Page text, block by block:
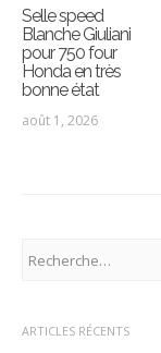
Selle speed
Blanche Giuliani
pour 750 four
Honda en très
bonne état
août 1, 2026
ARTICLES RÉCENTS